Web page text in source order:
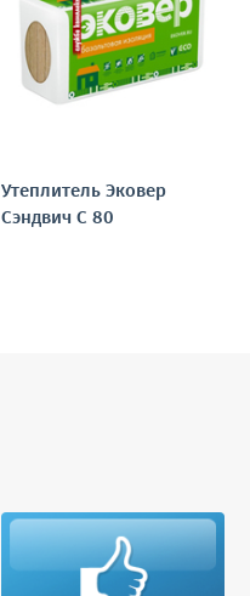
Утеплитель Эковер
Сэндвич С 80